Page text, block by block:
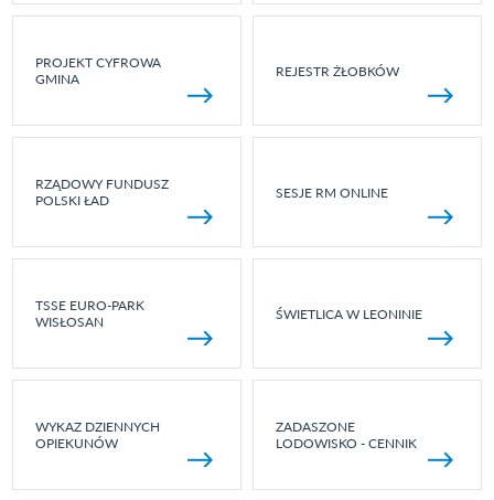
PROJEKT CYFROWA
GMINA
REJESTR ŻŁOBKÓW
RZĄDOWY FUNDUSZ
POLSKI ŁAD
SESJE RM ONLINE
TSSE EURO-PARK
WISŁOSAN
ŚWIETLICA W LEONINIE
WYKAZ DZIENNYCH
OPIEKUNÓW
ZADASZONE
LODOWISKO - CENNIK